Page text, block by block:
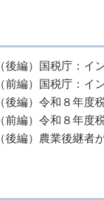
（後編）国税庁：イ
（前編）国税庁：イ
（後編）令和８年度
（前編）令和８年度
（後編）農業後継者